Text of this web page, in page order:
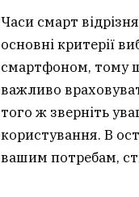
Часи смарт
основні критерії
смартфоном, тому
важливо
того ж зверніть
користування. В
вашим потребам,